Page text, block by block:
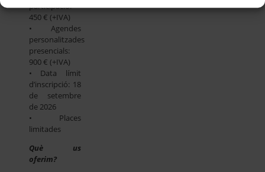
participació:
450 € (+IVA)
• Agendes
personalitzades
presencials:
900 € (+IVA)
• Data límit
d’inscripció: 18
de setembre
de 2026
• Places
limitades
Què us
oferim?